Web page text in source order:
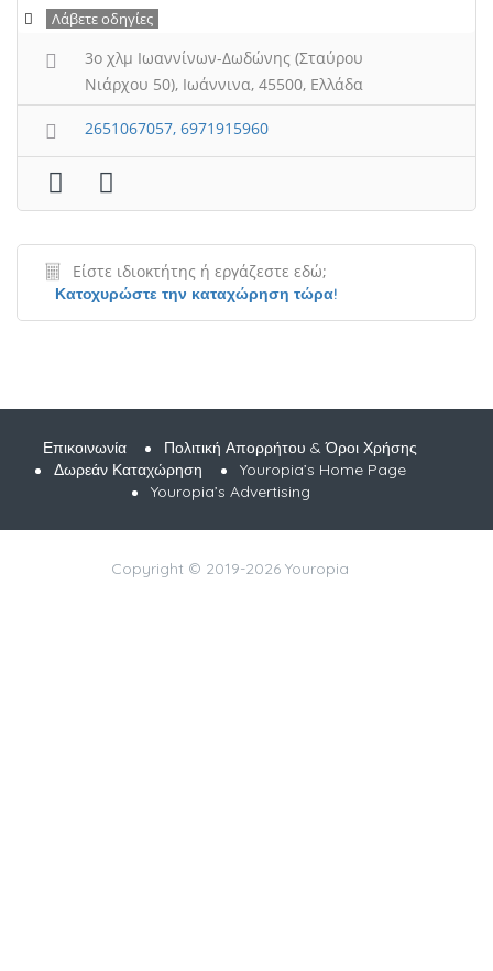
Λάβετε οδηγίες
3ο χλμ Ιωαννίνων-Δωδώνης (Σταύρου
Νιάρχου 50), Ιωάννινα, 45500, Ελλάδα
2651067057, 6971915960
Είστε ιδιοκτήτης ή εργάζεστε εδώ;
Κατοχυρώστε την καταχώρηση τώρα!
Επικοινωνία
Πολιτική Απορρήτου & Όροι Χρήσης
Δωρεάν Καταχώρηση
Youropia’s Home Page
Youropia’s Advertising
Copyright © 2019-2026 Youropia